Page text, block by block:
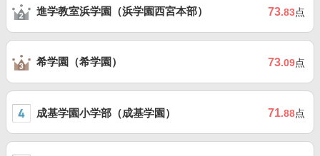
進学教室浜学園（浜学園西宮本部） 73.83点
希学園（希学園） 73.09点
成基学園小学部（成基学園） 71.88点